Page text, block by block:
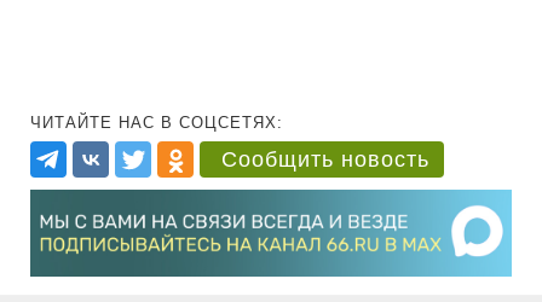
ЧИТАЙТЕ НАС В СОЦСЕТЯХ:
Сообщить новость